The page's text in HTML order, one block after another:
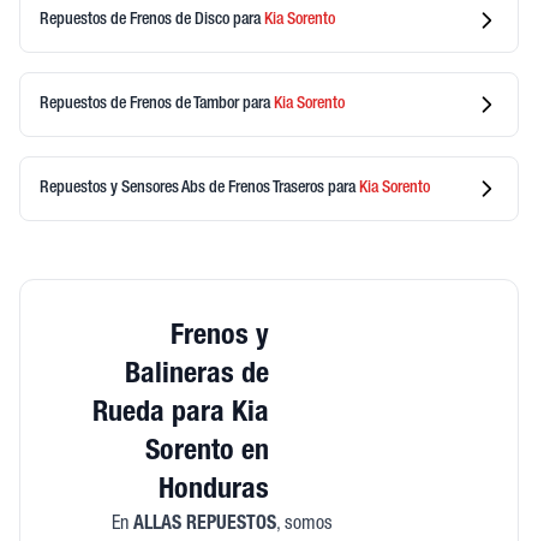
Repuestos de Frenos de Disco para KiaSorento
Repuestos de Frenos de Tamborpara KiaSorento
Repuestos y Sensores Abs de Frenos Traseros para KiaSorento
Frenos y
Balineras de
Rueda para Kia
Sorento en
Honduras
En ALLAS REPUESTOS, somos